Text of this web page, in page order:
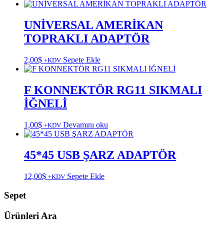
UNİVERSAL AMERİKAN
TOPRAKLI ADAPTÖR
2,00$ +KDV Sepete Ekle
F KONNEKTÖR RG11 SIKMALI
İĞNELİ
1,00$ +KDV Devamını oku
45*45 USB ŞARZ ADAPTÖR
12,00$ +KDV Sepete Ekle
Sepet
Ürünleri Ara